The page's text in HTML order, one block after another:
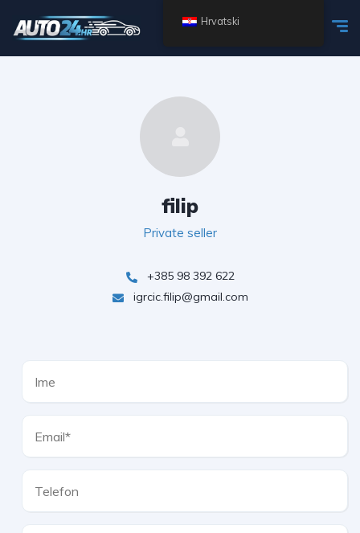
filip
Private seller
+385 98 392 622
igrcic.filip@gmail.com
Hrvatski